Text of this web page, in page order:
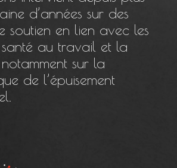
d’années sur des
soutien en lien avec les
au travail et la
sur la
de l’épuisement